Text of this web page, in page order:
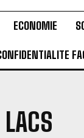
ECONOMIE